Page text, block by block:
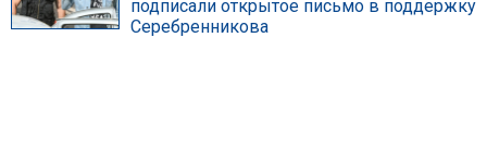
подписали открытое письмо в поддержку
Серебренникова